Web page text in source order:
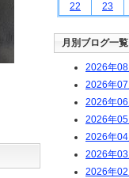
22
23
月別ブログ一覧
2026年08
2026年07
2026年06
2026年05
2026年04
2026年03
2026年02